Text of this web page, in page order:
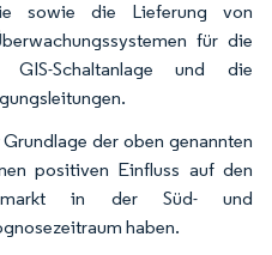
sowie die Lieferung von
für die
GIS-Schaltanlage und die
der oben genannten
positiven Einfluss auf den
in der Süd- und
haben.